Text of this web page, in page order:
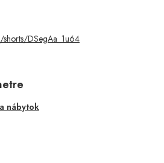
DSegAa_1u64
nábytok